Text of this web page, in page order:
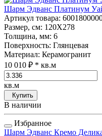
Шарм Эдванс Платинум
Артикул товара:
Размер, см: 120Х278
Толщина, мм: 6
Поверхность: Глянцевая
Материал: Керамогранит
10 010 ₽ * кв.м
кв.м
Купить
В наличии
Избранное
Шарм Эдванс Кремо